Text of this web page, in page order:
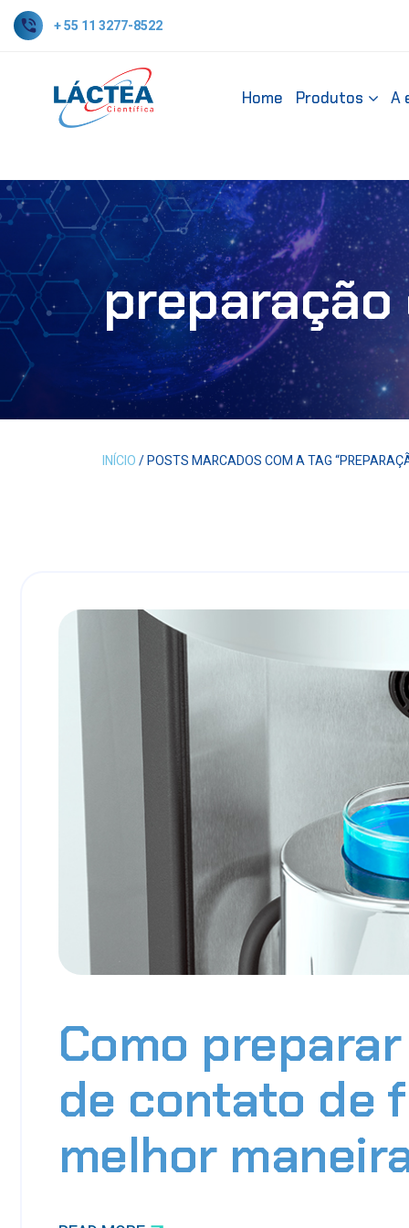
+ 55 11 3277-8522
Home Produtos A
INÍCIO/ POSTS MARCADOS COM A TAG
Como
de contato de
melhor